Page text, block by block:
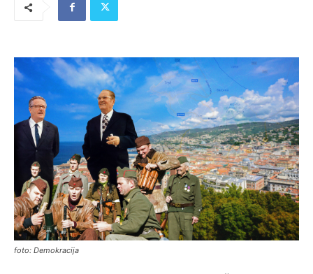
foto: Demokracija